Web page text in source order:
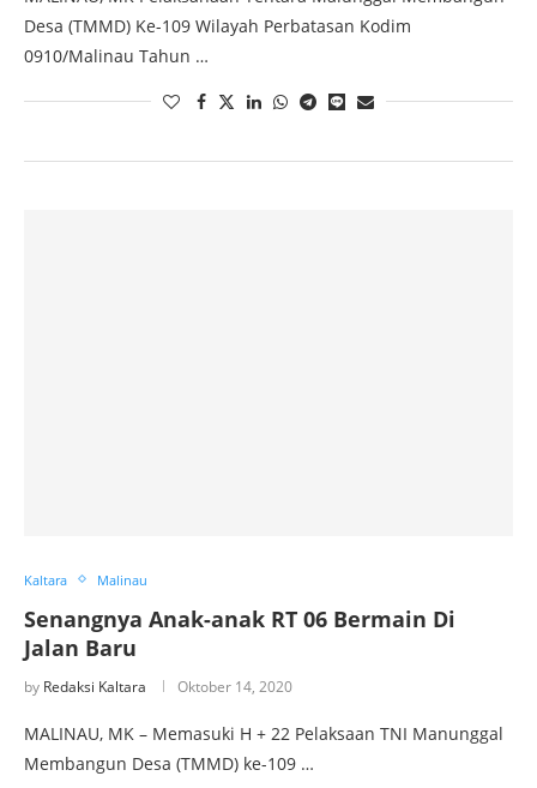
Desa (TMMD) Ke-109 Wilayah Perbatasan Kodim
0910/Malinau Tahun …
Kaltara Malinau
Senangnya Anak-anak RT 06 Bermain Di
Jalan Baru
by Redaksi Kaltara Oktober 14, 2020
MALINAU, MK – Memasuki H + 22 Pelaksaan TNI Manunggal
Membangun Desa (TMMD) ke-109 …